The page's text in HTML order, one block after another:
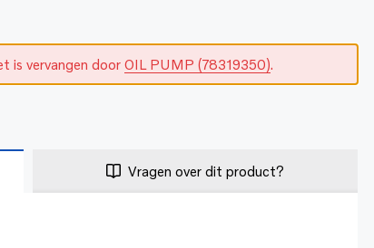
is vervangen doorOIL PUMP (78319350).
Vragen over dit product?